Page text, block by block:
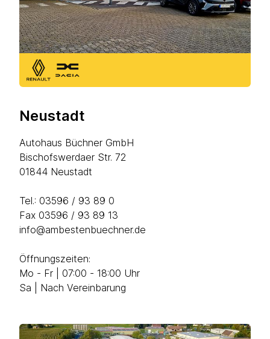
Neustadt
Autohaus Büchner GmbH
Bischofswerdaer Str. 72
01844 Neustadt
Tel.: 03596 / 93 89 0
Fax 03596 / 93 89 13
info@ambestenbuechner.de
Öffnungszeiten:
Mo - Fr | 07:00 - 18:00 Uhr
Sa | Nach Vereinbarung